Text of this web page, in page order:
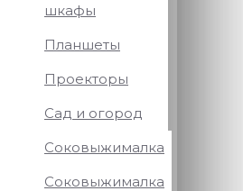
шкафы
Планшеты
Проекторы
Сад и огород
Соковыжималка
Соковыжималка